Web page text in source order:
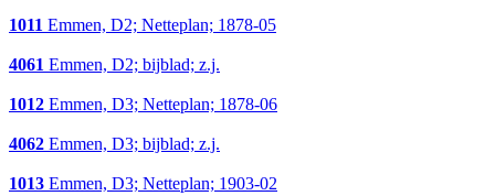
1011 Emmen, D2; Netteplan; 1878-05
4061 Emmen, D2; bijblad; z.j.
1012 Emmen, D3; Netteplan; 1878-06
4062 Emmen, D3; bijblad; z.j.
1013 Emmen, D3; Netteplan; 1903-02